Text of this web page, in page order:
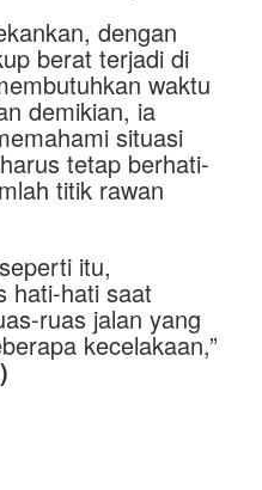
dengan
berat terjadi di
waktu
demikian, ia
situasi
tetap berhati-
titik rawan
itu,
hati-hati saat
ruas jalan yang
kecelakaan,”